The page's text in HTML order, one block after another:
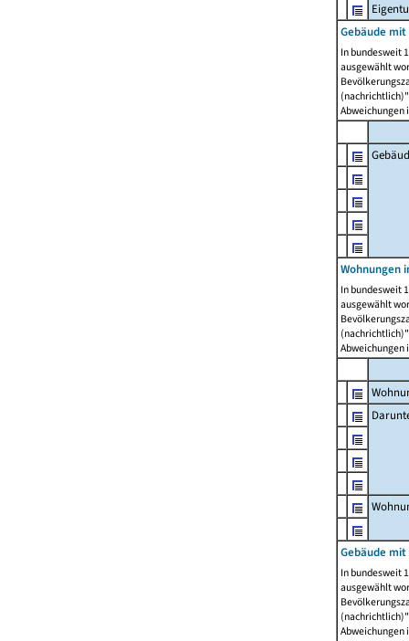
Gebäude
In bundesweit
ausgewählt
Abweichungen
Wohnungen
In bundesweit
ausgewählt
Abweichungen
Gebäude
In bundesweit
ausgewählt
Abweichungen